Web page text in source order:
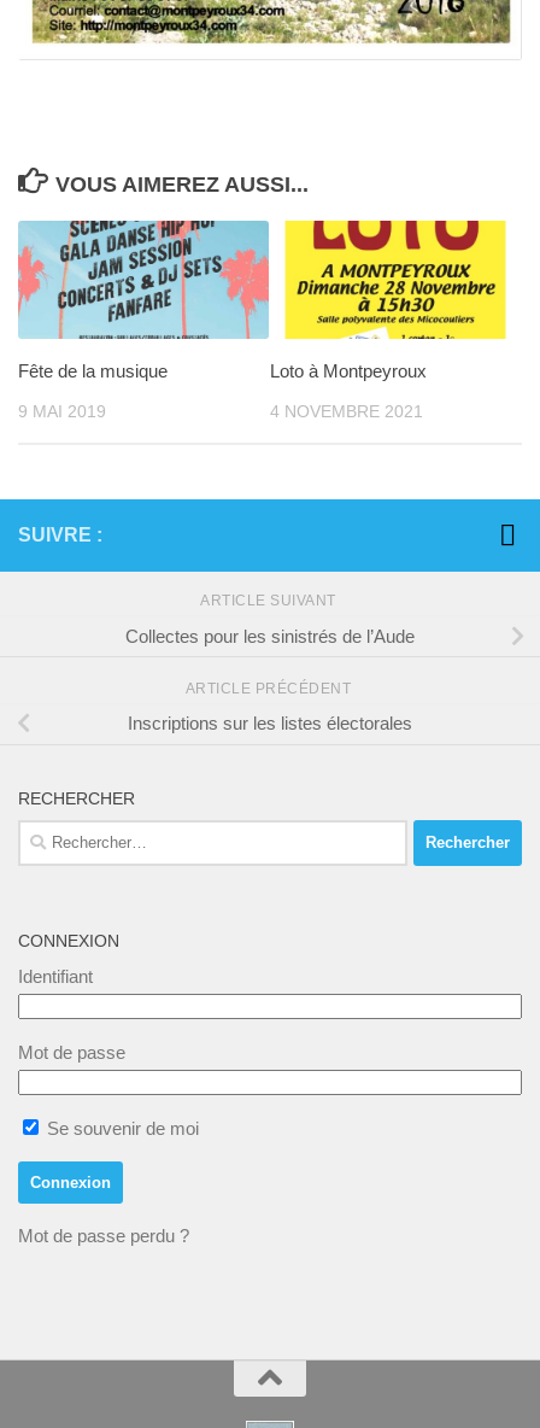
VOUS AIMEREZ AUSSI...
Fête de la musique
9 MAI 2019
Loto à Montpeyroux
4 NOVEMBRE 2021
SUIVRE :
ARTICLE SUIVANT
Collectes pour les sinistrés de l’Aude
ARTICLE PRÉCÉDENT
Inscriptions sur les listes électorales
RECHERCHER
Rechercher :
CONNEXION
Identifiant
Mot de passe
Se souvenir de moi
Mot de passe perdu ?